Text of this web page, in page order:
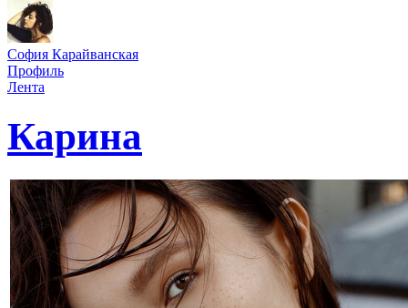
София Карайванская
Профиль
Лента
Карина